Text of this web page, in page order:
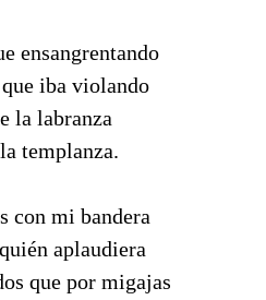
ensangrentando
iba violando
la labranza
templanza.
con mi bandera
aplaudiera
que por migajas